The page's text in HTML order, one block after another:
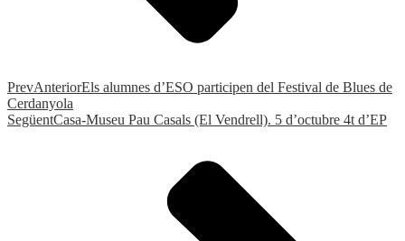
PrevAnteriorEls alumnes d’ESO participen del Festival de Blues de
Cerdanyola
SegüentCasa-Museu Pau Casals (El Vendrell). 5 d’octubre 4t d’EP